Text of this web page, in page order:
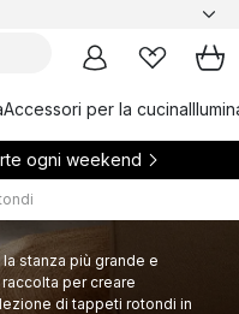
Accessori per la cucina
ogni weekend
stanza più grande e
per creare
di tappeti rotondi in